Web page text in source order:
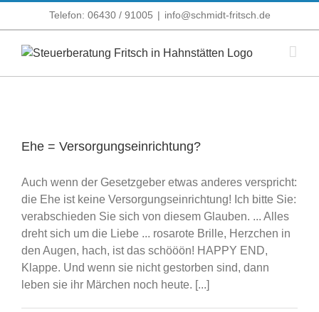
Telefon: 06430 / 91005 | info@schmidt-fritsch.de
Ehe = Versorgungseinrichtung?
Auch wenn der Gesetzgeber etwas anderes verspricht:
die Ehe ist keine Versorgungseinrichtung! Ich bitte Sie:
verabschieden Sie sich von diesem Glauben. ... Alles
dreht sich um die Liebe ... rosarote Brille, Herzchen in
den Augen, hach, ist das schööön! HAPPY END,
Klappe. Und wenn sie nicht gestorben sind, dann
leben sie ihr Märchen noch heute. [...]